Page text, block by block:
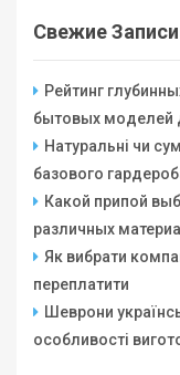
Свежие Записи
Рейтинг
бытовых моделей
Натуральні чи
базового
Какой припой
различных
Як вибрати
переплатити
Шеврони
особливості